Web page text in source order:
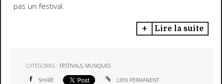
pas un festival.
Lire la suite
CATÉGORIES : FESTIVALS, MUSIQUES
SHARE LIEN PERMANENT